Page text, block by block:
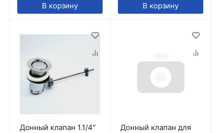
В корзину В корзину
Донный клапан 1.1/4"
Донный клапан для